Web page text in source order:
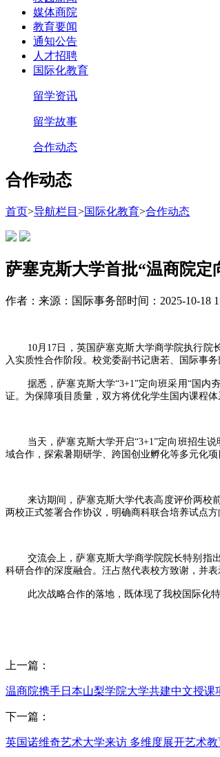
媒体商院
教育要闻
通知公告
人才招聘
国际化教育
留学资讯
留学故事
合作动态
合作动态
首页>导航栏目 >国际化教育>合作动态
萨塞克斯大学首批“温商院定
作者： 来源：国际事务部时间：2025-10-18
10月17日，英国萨塞克斯大学商学院执行院
入实质性合作阶段。校党委副书记唐若、国际事
据悉，萨塞克斯大学“3+1”定向班采用“国
证。为保障项目质量，双方将优化学生国内课程
当天，萨塞克斯大学开启“3+1”定向班招生
域合作，探索暑期研学、跨国创业孵化等多元化项
来访期间，萨塞克斯大学代表高度评价两校
两校正式签署合作协议，明确商科联合培养试点
交流会上，萨塞克斯大学商学院院长特别指
科研合作的深度融合。汪占熬代表校方致谢，并
此次战略合作的落地，既体现了我校国际化
上一篇：
温商院携手日本山梨学院大学共建中文授课
下一篇：
英国诺维奇艺术大学来访 多维度展开艺术